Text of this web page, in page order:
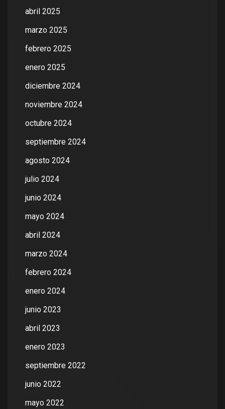
abril 2025
marzo 2025
febrero 2025
enero 2025
diciembre 2024
noviembre 2024
octubre 2024
septiembre 2024
agosto 2024
julio 2024
junio 2024
mayo 2024
abril 2024
marzo 2024
febrero 2024
enero 2024
junio 2023
abril 2023
enero 2023
septiembre 2022
junio 2022
mayo 2022